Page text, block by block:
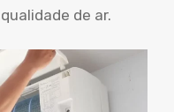
de ar.